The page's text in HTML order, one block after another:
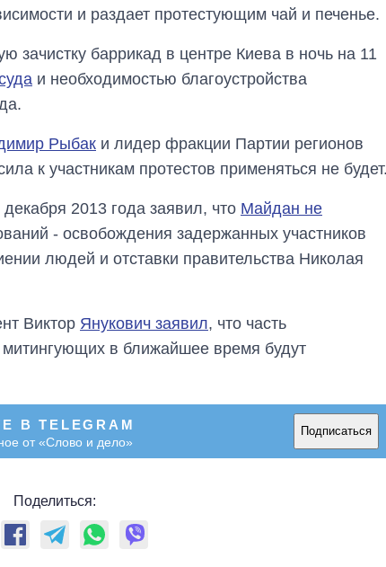
и раздает протестующим чай и печенье.
зачистку баррикад в центре Киева в ночь на 11
и необходимостью благоустройства
Рыбак и лидер фракции Партии регионов
к участникам протестов применяться не будет.
2013 года заявил, что Майдан не
- освобождения задержанных участников
людей и отставки правительства Николая
Виктор Янукович заявил, что часть
в ближайшее время будут
В TELEGRAM
от «Слово и дело»
Подписаться
Поделиться:
Дефицит
как вырос